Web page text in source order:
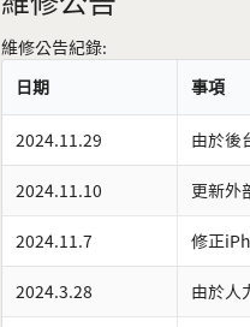
維修公告紀錄:
日期
事項
2024.11.29 由於後
2024.11.10 更新外
2024.11.7 修正
2024.3.28 由於人